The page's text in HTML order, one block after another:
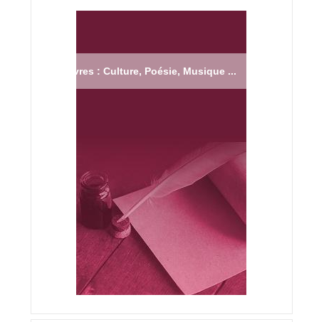
Livres : Culture, Poésie, Musique ...